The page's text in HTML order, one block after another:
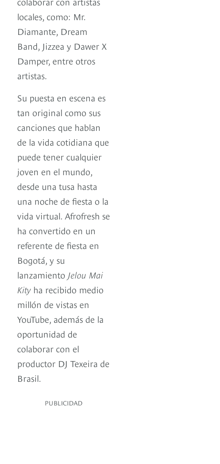
locales, como: Mr.
Diamante, Dream
Band, Jizzea y Dawer X
Damper, entre otros
artistas.
Su puesta en escena es
tan original como sus
canciones que hablan
de la vida cotidiana que
puede tener cualquier
joven en el mundo,
desde una tusa hasta
una noche de fiesta o la
vida virtual. Afrofresh se
ha convertido en un
referente de fiesta en
Bogotá, y su
lanzamiento Jelou Mai
Kity ha recibido medio
millón de vistas en
YouTube, además de la
oportunidad de
colaborar con el
productor DJ Texeira de
Brasil.
PUBLICIDAD